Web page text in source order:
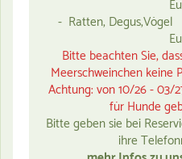
- Ratten,
Bitte beachten Sie,
Meerschweinchen keine
Achtung: von 10/26 - 03/
für Hunde
Bitte geben sie bei
ihre